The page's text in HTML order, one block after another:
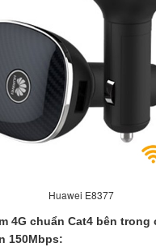
Huawei E8377
4G chuẩn Cat4 bên trong
150Mbps: